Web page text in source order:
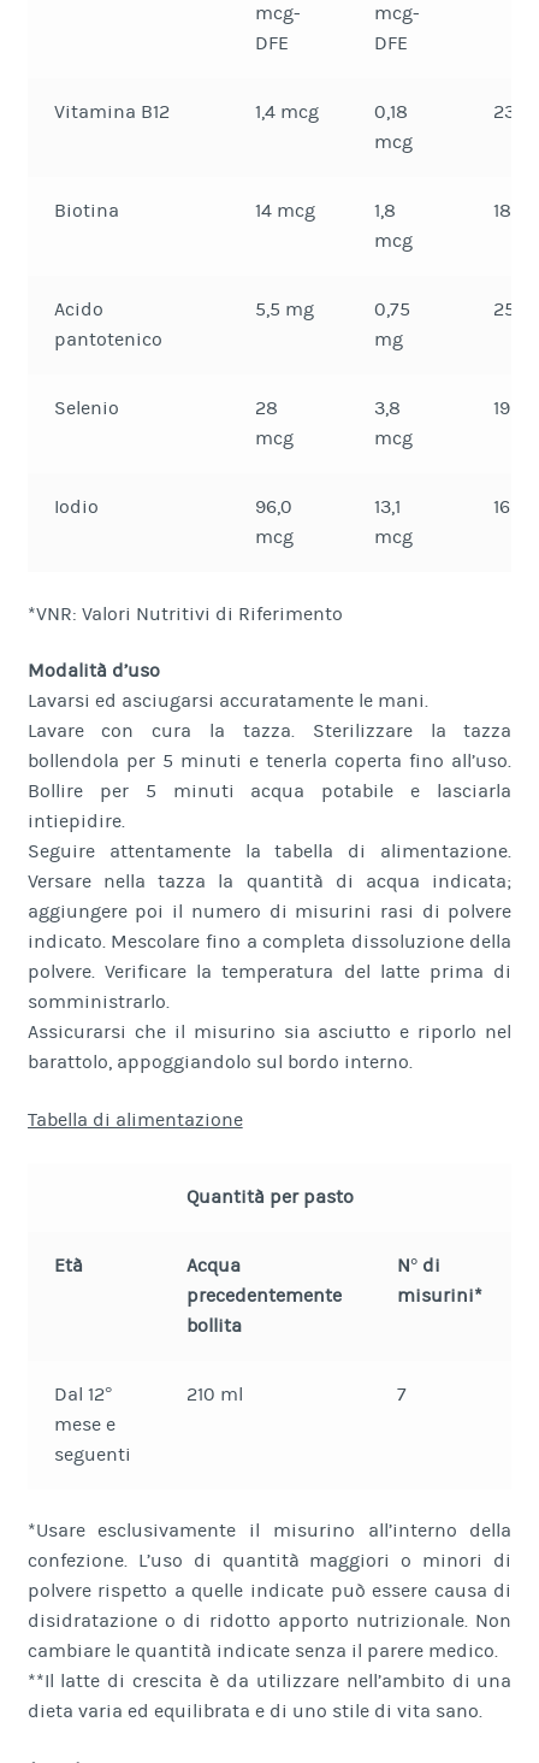
mcg-
DFE
mcg-
DFE
Vitamina B12 1,4 mcg
0,18
mcg
23%
Biotina 14 mcg
1,8
mcg
18%
Acido
pantotenico
5,5 mg
0,75
mg
25%
Selenio
28
mcg
3,8
mcg
19%
Iodio
96,0
mcg
13,1
mcg
16%
*VNR: Valori Nutritivi di Riferimento
Modalità d’uso
Lavarsi ed asciugarsi accuratamente le mani.
Lavare con cura la tazza. Sterilizzare la tazza
bollendola per 5 minuti e tenerla coperta fino all’uso.
Bollire per 5 minuti acqua potabile e lasciarla
intiepidire.
Seguire attentamente la tabella di alimentazione.
Versare nella tazza la quantità di acqua indicata;
aggiungere poi il numero di misurini rasi di polvere
indicato. Mescolare fino a completa dissoluzione della
polvere. Verificare la temperatura del latte prima di
somministrarlo.
Assicurarsi che il misurino sia asciutto e riporlo nel
barattolo, appoggiandolo sul bordo interno.
Tabella di alimentazione
Quantità per pasto
Età
Acqua
precedentemente
bollita
N° di
misurini*
Dal 12°
mese e
seguenti
210 ml 7
*Usare esclusivamente il misurino all’interno della
confezione. L’uso di quantità maggiori o minori di
polvere rispetto a quelle indicate può essere causa di
disidratazione o di ridotto apporto nutrizionale. Non
cambiare le quantità indicate senza il parere medico.
**Il latte di crescita è da utilizzare nell’ambito di una
dieta varia ed equilibrata e di uno stile di vita sano.